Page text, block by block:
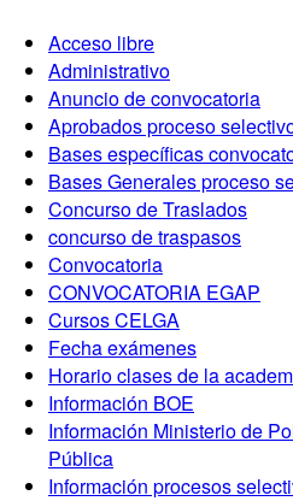
Acceso libre
Administrativo
Anuncio de convocatoria
Aprobados proceso
Bases específicas
Bases Generales proceso
Concurso de Traslados
concurso de traspasos
Convocatoria
CONVOCATORIA EGAP
Cursos CELGA
Fecha exámenes
Horario clases de la
Información BOE
Información Ministerio de
Pública
Información procesos